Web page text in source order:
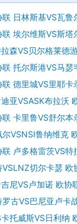
斯基VS瓦鲁尔录像_高
维斯VS斯塔尔南录像_
尔格莱德游击 欧协联_
斯港VS马瑟韦尔录像_
城VS里耶卡录像_全
布拉沃 欧协联_全
鲁VS舒尔本录像_全
鲁纳维克 欧协联录像_
茨VS特拉维夫夏普尔录像_
切尔卡瑟 欧协联录像_
卢加诺 欧协联_全
亚卢卡战士 欧协联录像_
斯VS日利纳 欧协联_全